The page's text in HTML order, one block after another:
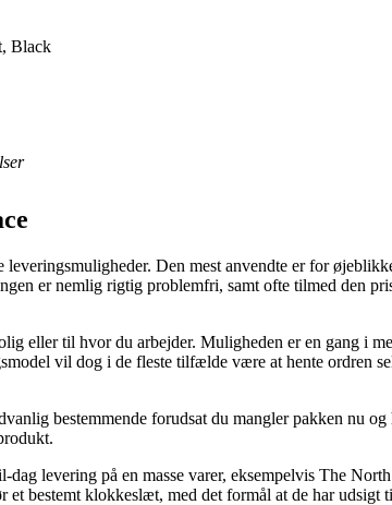
Black
Den mest anvendte er for
er nemlig rigtig problemfri, samt ofte tilmed den
eller til hvor du arbejder. Muligheden er en gang i
vil dog i de fleste tilfælde være at hente ordren
bestemmende forudsat du mangler pakken nu
levering på en masse varer, eksempelvis The
et bestemt klokkeslæt, med det formål at de har